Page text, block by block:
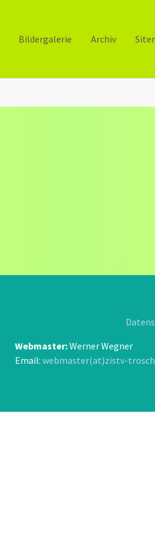
Bildergalerie Archiv
Webmaster:Werner Wegner
Email: webmaster(at)zistv-